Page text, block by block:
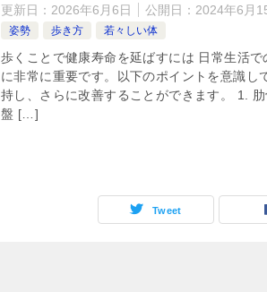
更新日： 2026年6月6日 公開日： 2024年6月
姿勢 歩き方 若々しい体
歩くことで健康寿命を延ばすには 日常生活
に非常に重要です。以下のポイントを意識し
持し、さらに改善することができます。 1.
盤 […]
Tweet